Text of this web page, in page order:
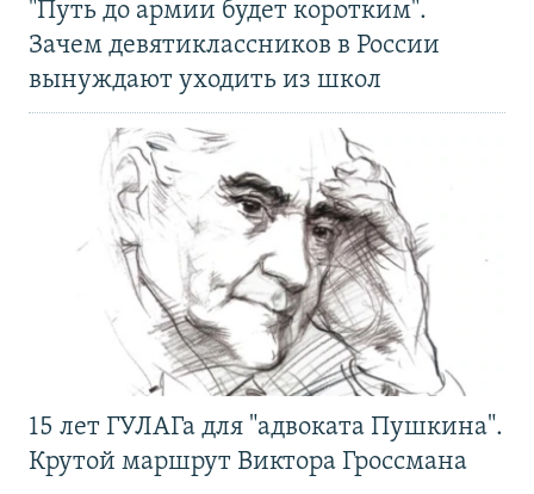
"Путь до армии будет коротким".
Зачем девятиклассников в России
вынуждают уходить из школ
15 лет ГУЛАГа для "адвоката Пушкина".
Крутой маршрут Виктора Гроссмана